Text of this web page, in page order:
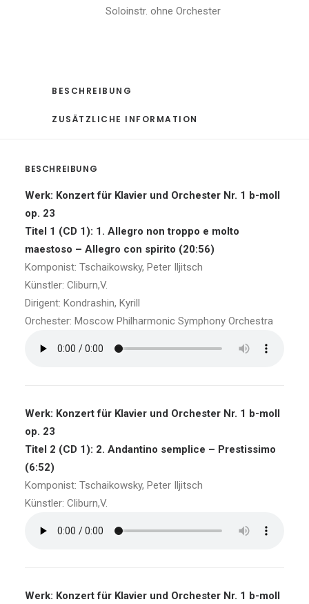
Soloinstr. ohne Orchester
BESCHREIBUNG
ZUSÄTZLICHE INFORMATION
BESCHREIBUNG
Werk: Konzert für Klavier und Orchester Nr. 1 b-moll
op. 23
Titel 1 (CD 1): 1. Allegro non troppo e molto
maestoso – Allegro con spirito (20:56)
Komponist: Tschaikowsky, Peter Iljitsch
Künstler: Cliburn,V.
Dirigent: Kondrashin, Kyrill
Orchester: Moscow Philharmonic Symphony Orchestra
Werk: Konzert für Klavier und Orchester Nr. 1 b-moll
op. 23
Titel 2 (CD 1): 2. Andantino semplice – Prestissimo
(6:52)
Komponist: Tschaikowsky, Peter Iljitsch
Künstler: Cliburn,V.
Werk: Konzert für Klavier und Orchester Nr. 1 b-moll